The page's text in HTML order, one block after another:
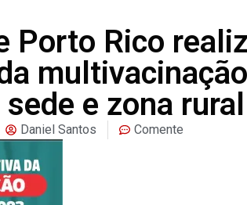
Porto Rico
e zona
Daniel Santos Comente